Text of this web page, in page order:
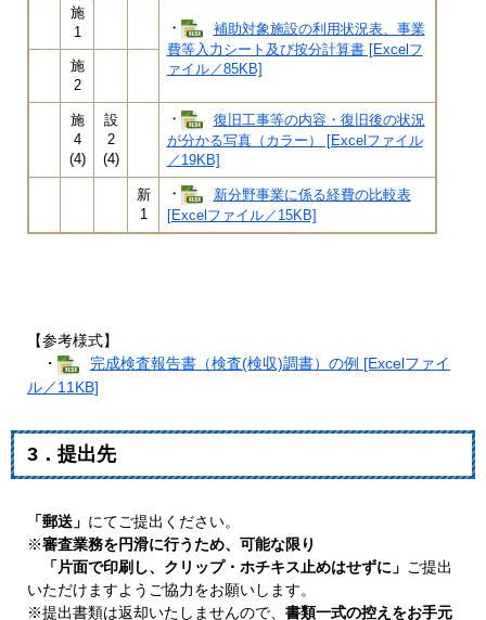
施
1
・
補助対象施設の利用状況表、事業
費等入力シート及び按分計算書 [Excelフ
ァイル／85KB]
施
2
施
4
(4)
設
2
(4)
・
復旧工事等の内容・復旧後の状況
が分かる写真（カラー） [Excelファイル
／19KB]
新
1
・
新分野事業に係る経費の比較表
[Excelファイル／15KB]
【参考様式】
・
完成検査報告書（検査(検収)調書）の例 [Excelファイ
ル／11KB]
3．提出先
「郵送」 にてご提出ください。
※審査業務を円滑に行うため、​可能な限り
「片面で印刷し、クリップ・ホチキス止めはせずに」 ご提出
いただけますようご協力をお願いします。
※提出書類は返却いたしませんので、 書類一式の控えをお手元